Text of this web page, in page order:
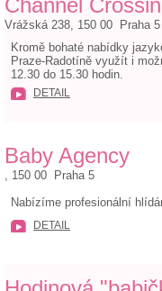
Channel
Vrážská 238, 150 00 Praha 5
Kromě bohaté nabídky
Praze-Radotíně využít i
12.30 do 15.30 hodin.
DETAIL
Baby Agency
, 150 00 Praha 5
Nabízíme profesionální
DETAIL